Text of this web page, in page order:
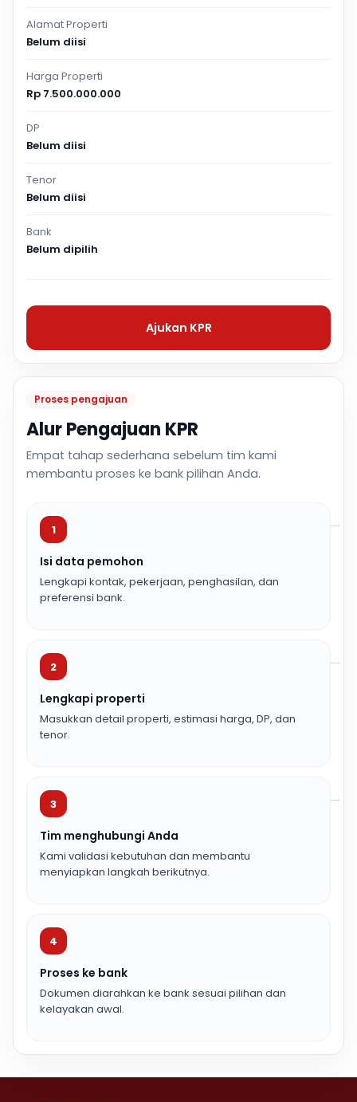
Proses pengajuan
Alur Pengajuan KPR
Empat tahap sederhana sebelum tim kami
membantu proses ke bank pilihan Anda.
1
Isi data pemohon
Lengkapi kontak, pekerjaan, penghasilan, dan
preferensi bank.
2
Lengkapi properti
Masukkan detail properti, estimasi harga, DP, dan
tenor.
3
Tim menghubungi Anda
Kami validasi kebutuhan dan membantu
menyiapkan langkah berikutnya.
4
Proses ke bank
Dokumen diarahkan ke bank sesuai pilihan dan
kelayakan awal.
Alamat Properti
Belum diisi
Harga Properti
Rp 7.500.000.000
DP
Belum diisi
Tenor
Belum diisi
Bank
Belum dipilih
Ajukan KPR